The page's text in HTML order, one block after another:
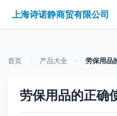
上海诗诺静商贸有限公司
首页 产品大全 劳保用品
劳保用品的正确